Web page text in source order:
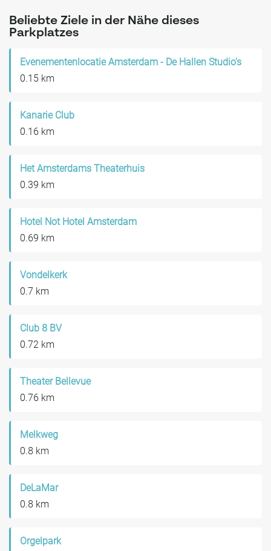
Beliebte Ziele in der Nähe dieses
Parkplatzes
Evenementenlocatie Amsterdam - De Hallen Studio's
0.15 km
Kanarie Club
0.16 km
Het Amsterdams Theaterhuis
0.39 km
Hotel Not Hotel Amsterdam
0.69 km
Vondelkerk
0.7 km
Club 8 BV
0.72 km
Theater Bellevue
0.76 km
Melkweg
0.8 km
DeLaMar
0.8 km
Orgelpark